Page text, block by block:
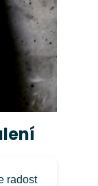
radost